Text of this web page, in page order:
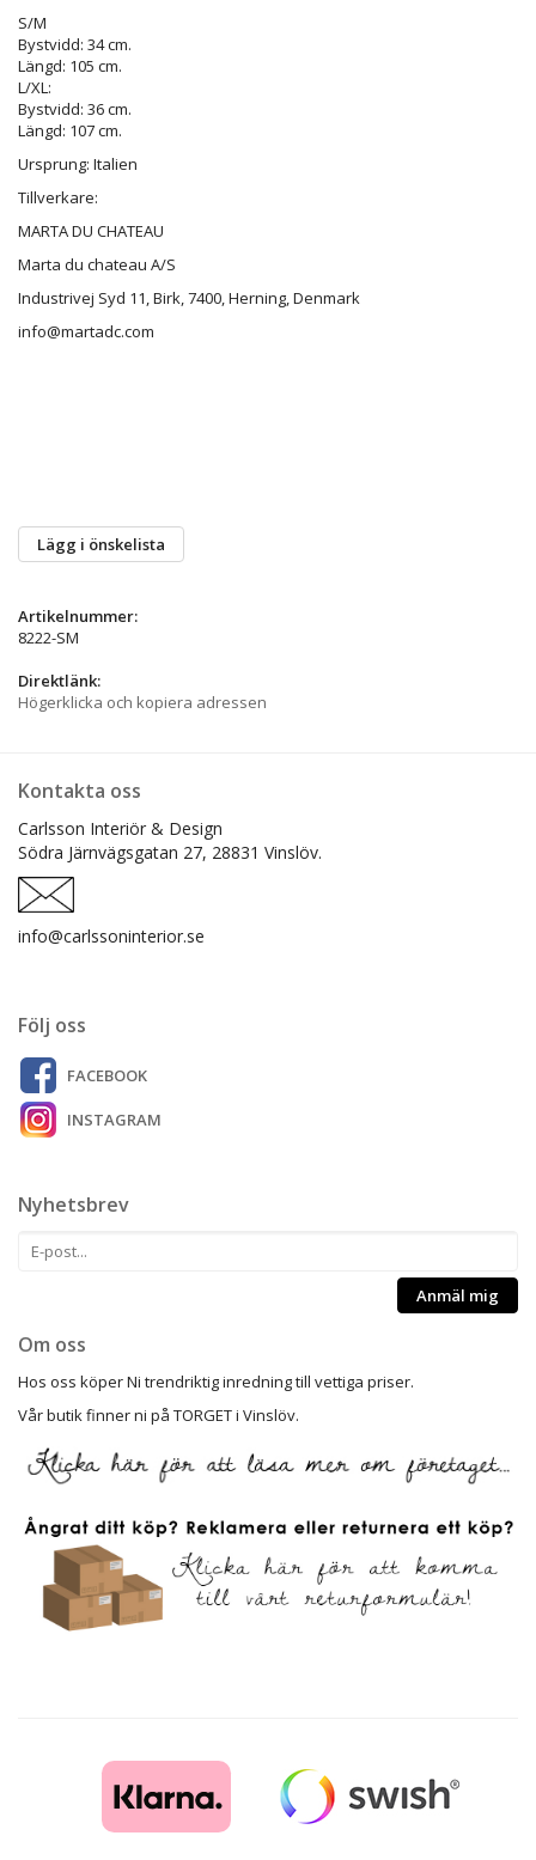
S/M
Bystvidd: 34 cm.
Längd: 105 cm.
L/XL:
Bystvidd: 36 cm.
Längd: 107 cm.
Ursprung: Italien
Tillverkare:
MARTA DU CHATEAU
Marta du chateau A/S
Industrivej Syd 11, Birk, 7400, Herning, Denmark
info@martadc.com
Lägg i önskelista
Artikelnummer:
8222-SM
Direktlänk:
Högerklicka och kopiera adressen
Kontakta oss
Carlsson Interiör & Design
Södra Järnvägsgatan 27, 28831 Vinslöv.
info@carlssoninterior.se
Följ oss
FACEBOOK
INSTAGRAM
Nyhetsbrev
Anmäl mig
Om oss
Hos oss köper Ni trendriktig inredning till vettiga priser.
Vår butik finner ni på TORGET i Vinslöv.